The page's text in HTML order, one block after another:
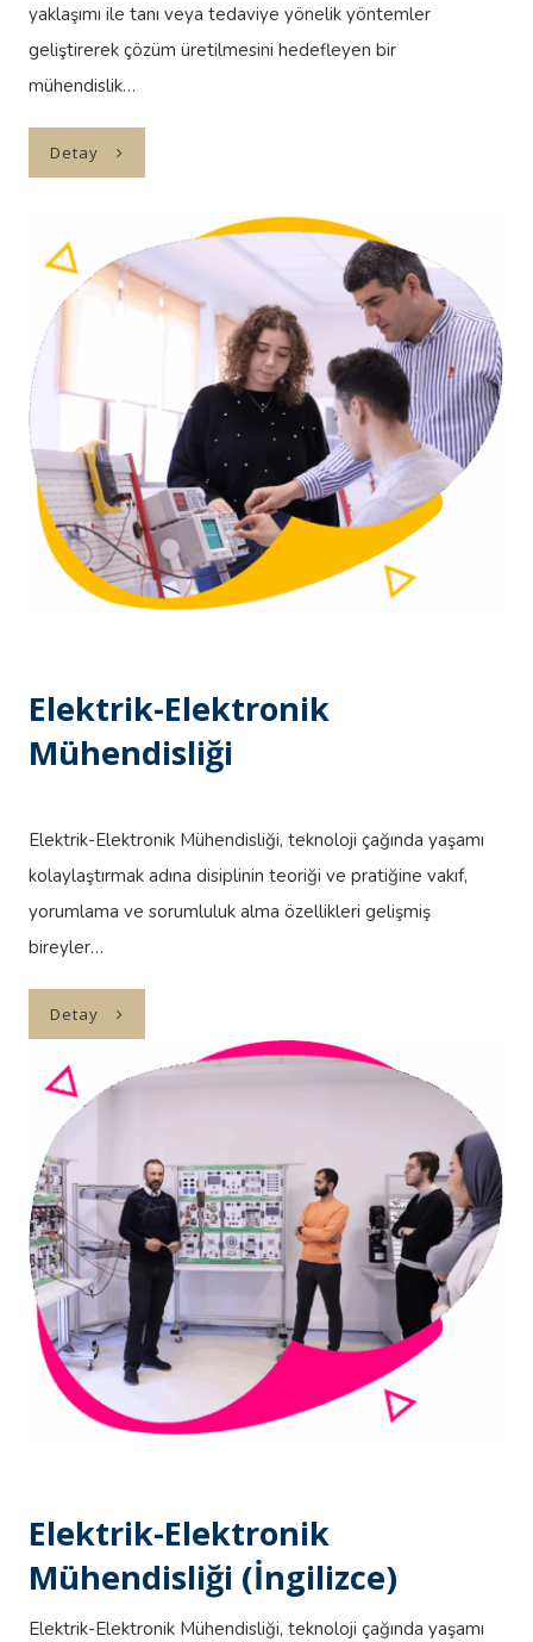
yaklaşımı ile tanı veya tedaviye yönelik yöntemler
geliştirerek çözüm üretilmesini hedefleyen bir
mühendislik…
Detay
Elektrik-Elektronik
Mühendisliği
Elektrik-Elektronik Mühendisliği, teknoloji çağında yaşamı
kolaylaştırmak adına disiplinin teoriği ve pratiğine vakıf,
yorumlama ve sorumluluk alma özellikleri gelişmiş
bireyler…
Detay
Elektrik-Elektronik
Mühendisliği (İngilizce)
Elektrik-Elektronik Mühendisliği, teknoloji çağında yaşamı